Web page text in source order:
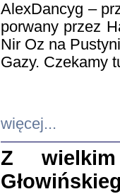
AlexDancyg –
porwany przez
Nir Oz na
Gazy. Czekamy
więcej...
Z